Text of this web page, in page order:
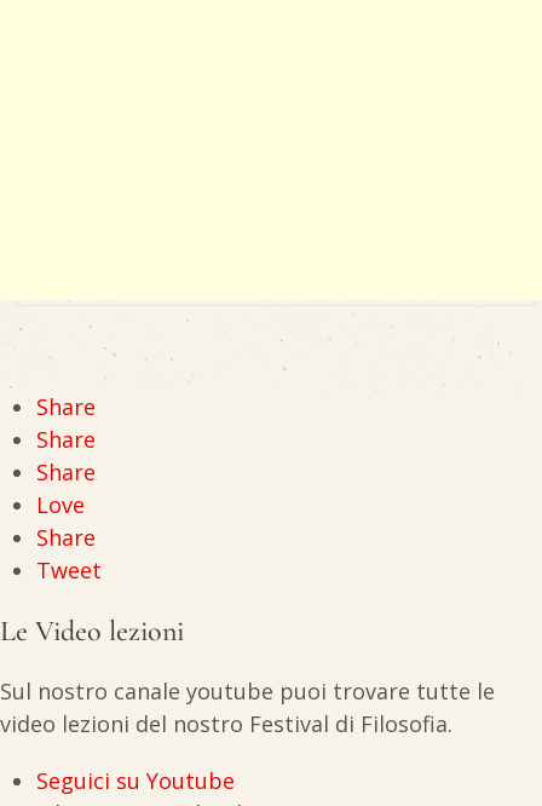
Share
Share
Share
Love
Share
Tweet
Le Video lezioni
Sul nostro canale youtube puoi trovare tutte le
video lezioni del nostro Festival di Filosofia.
Seguici su Youtube